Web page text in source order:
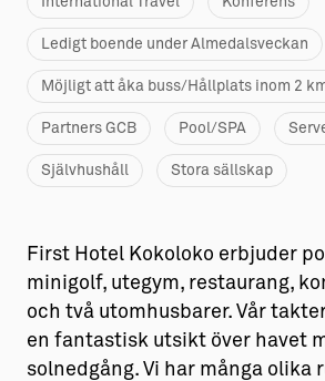
Ledigt boende under Almedalsveckan
Möjligt att åka buss/Hållplats inom 2
Partners GCB Pool/SPA
Självhushåll Stora sällskap
First Hotel Kokoloko erbjuder
minigolf, utegym, restaurang,
och två utomhusbarer. Vår
en fantastisk utsikt över havet
solnedgång. Vi har många olika